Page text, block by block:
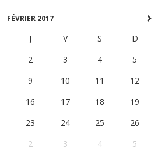
FÉVRIER 2017
J V S
D
2 3 4
5
9 10 11
12
16 17 18
19
23 24 25
26
2 3 4 5